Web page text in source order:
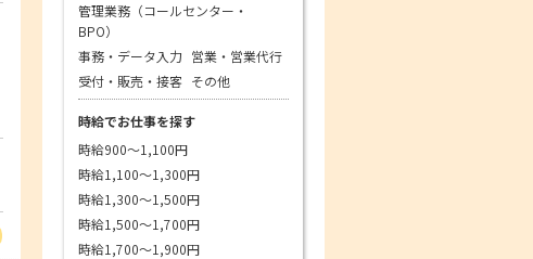
管理業務（コールセンター・
BPO）
事務・データ入力 営業・営業代行
受付・販売・接客 その他
時給でお仕事を探す
時給900～1,100円
時給1,100～1,300円
時給1,300～1,500円
時給1,500～1,700円
時給1,700～1,900円